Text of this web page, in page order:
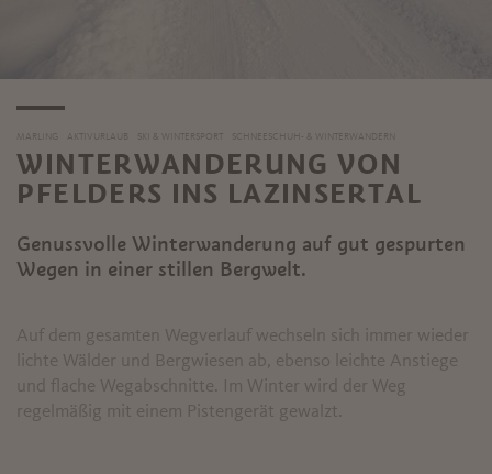
MARLING AKTIVURLAUB SKI & WINTERSPORT SCHNEESCHUH- & WINTERWANDERN
WINTERWANDERUNG VON
PFELDERS INS LAZINSERTAL
Genussvolle Winterwanderung auf gut gespurten
Wegen in einer stillen Bergwelt.
Auf dem gesamten Wegverlauf wechseln sich immer wieder
lichte Wälder und Bergwiesen ab, ebenso leichte Anstiege
und flache Wegabschnitte. Im Winter wird der Weg
regelmäßig mit einem Pistengerät gewalzt.